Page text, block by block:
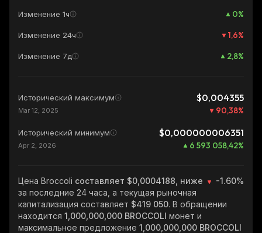
Изменение 1ч 0%
Изменение 24ч 1,6%
Изменение 7д 2,8%
Исторический максимум $0,004355
Mar 12, 2025 90,38%
Исторический минимум $0,000000006351
Apr 2, 2026 6 593 058,42%
Цена Broccoli составляет $0,0004188, ниже
-1.60%
за последние 24 часа, а текущая рыночная
капитализация составляет $419 050. В обращении
находится 1,000,000,000 BROCCOLI монет и
максимальное предложение 1,000,000,000 BROCCOLI